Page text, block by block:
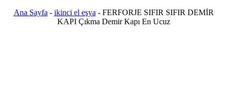
Ana Sayfa - ikinci el eşya - FERFORJE SIFIR SIFIR DEMİR
KAPI Çıkma Demir Kapı En Ucuz